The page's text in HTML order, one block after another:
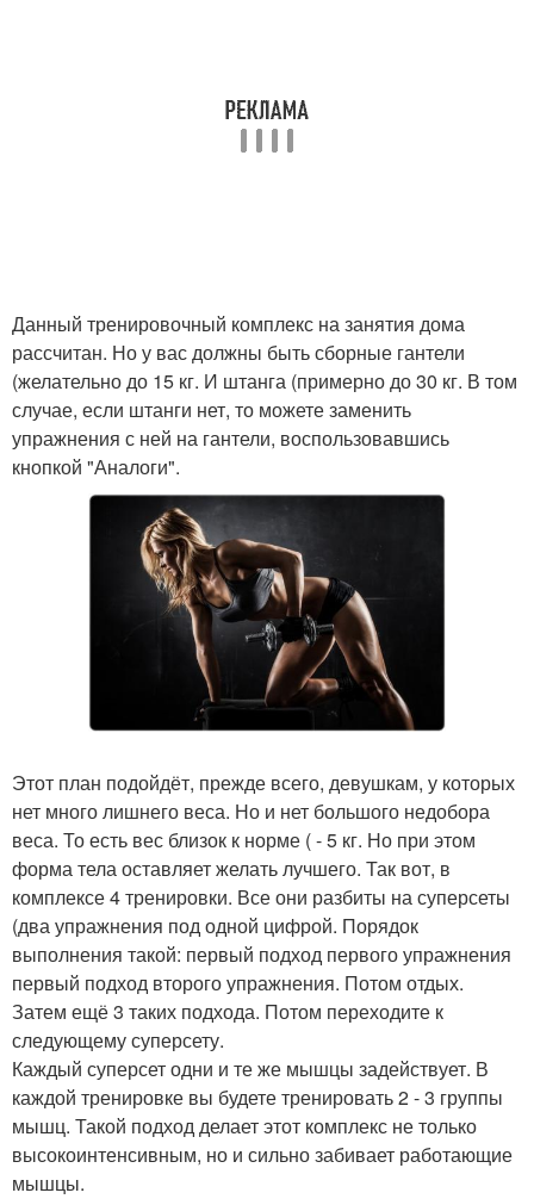
Данный тренировочный комплекс на занятия дома
рассчитан. Но у вас должны быть сборные гантели
(желательно до 15 кг. И штанга (примерно до 30 кг. В том
случае, если штанги нет, то можете заменить
упражнения с ней на гантели, воспользовавшись
кнопкой "Аналоги".
Этот план подойдёт, прежде всего, девушкам, у которых
нет много лишнего веса. Но и нет большого недобора
веса. То есть вес близок к норме ( - 5 кг. Но при этом
форма тела оставляет желать лучшего. Так вот, в
комплексе 4 тренировки. Все они разбиты на суперсеты
(два упражнения под одной цифрой. Порядок
выполнения такой: первый подход первого упражнения
первый подход второго упражнения. Потом отдых.
Затем ещё 3 таких подхода. Потом переходите к
следующему суперсету.
Каждый суперсет одни и те же мышцы задействует. В
каждой тренировке вы будете тренировать 2 - 3 группы
мышц. Такой подход делает этот комплекс не только
высокоинтенсивным, но и сильно забивает работающие
мышцы.